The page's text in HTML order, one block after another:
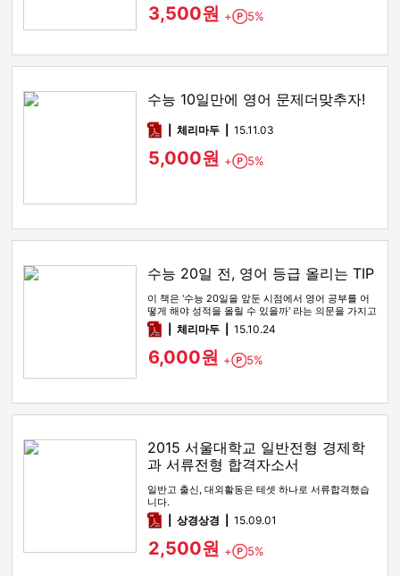
3,500원 + Point
5%
수능 10일만에 영어 문제더맞추자!
pdf체리마두 15.11.03
5,000원 + Point
5%
수능 20일 전, 영어 등급 올리는 TIP
이 책은 '수능 20일을 앞둔 시점에서 영어 공부를 어
떻게 해야 성적을 올릴 수 있을까' 라는 의문을 가지고
있는 학생들을 …
pdf체리마두 15.10.24
6,000원 + Point
5%
2015 서울대학교 일반전형 경제학
과 서류전형 합격자소서
일반고 출신, 대외활동은 테셋 하나로 서류합격했습
니다.
pdf상경상경 15.09.01
2,500원 + Point
5%